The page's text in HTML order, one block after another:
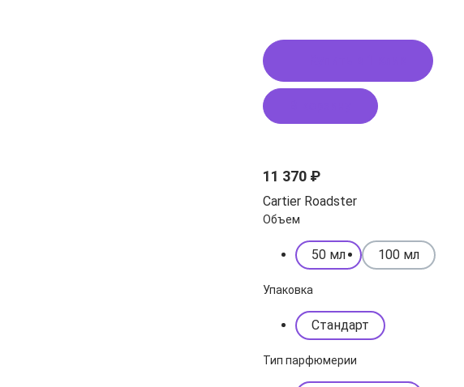
11 370 ₽
Cartier Roadster
Объем
50 мл 100 мл
Упаковка
Стандарт
Тип парфюмерии